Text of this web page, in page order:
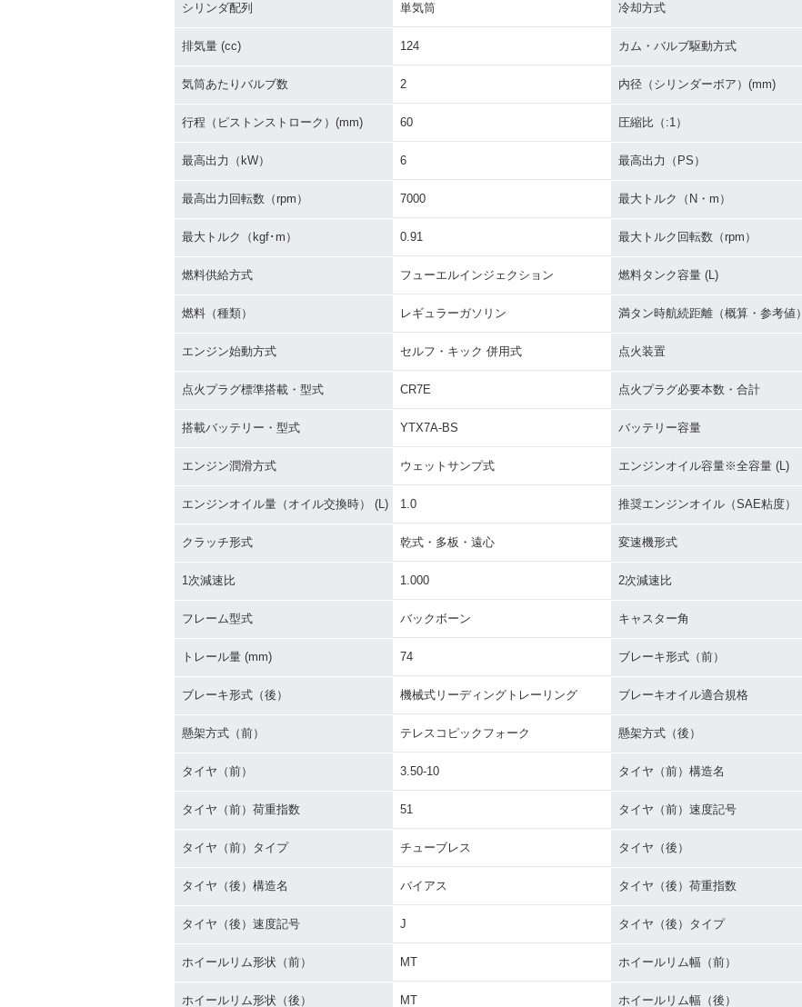
シリンダ配列 単気筒 冷却方式
排気量 (cc) 124 カム・バルブ駆動方式
気筒あたりバルブ数 2 内径（シリンダーボア）(mm)
行程（ピストンストローク）(mm) 60 圧縮比（:1）
最高出力（kW） 6 最高出力（PS）
最高出力回転数（rpm） 7000 最大トルク（N・m）
最大トルク（kgf･m） 0.91 最大トルク回転数（rpm）
燃料供給方式 フューエルインジェクション 燃料タンク容量 (L)
燃料（種類） レギュラーガソリン 満タン時航続距離（概算・参考値）
エンジン始動方式 セルフ・キック 併用式 点火装置
点火プラグ標準搭載・型式 CR7E 点火プラグ必要本数・合計
搭載バッテリー・型式 YTX7A-BS バッテリー容量
エンジン潤滑方式 ウェットサンプ式 エンジンオイル容量※全容量 (L)
エンジンオイル量（オイル交換時） (L) 1.0 推奨エンジンオイル（SAE粘度）
クラッチ形式 乾式・多板・遠心 変速機形式
1次減速比 1.000 2次減速比
フレーム型式 バックボーン キャスター角
トレール量 (mm) 74 ブレーキ形式（前）
ブレーキ形式（後） 機械式リーディングトレーリング ブレーキオイル適合規格
懸架方式（前） テレスコピックフォーク 懸架方式（後）
タイヤ（前） 3.50-10 タイヤ（前）構造名
タイヤ（前）荷重指数 51 タイヤ（前）速度記号
タイヤ（前）タイプ チューブレス タイヤ（後）
タイヤ（後）構造名 バイアス タイヤ（後）荷重指数
タイヤ（後）速度記号 J タイヤ（後）タイプ
ホイールリム形状（前） MT ホイールリム幅（前）
ホイールリム形状（後） MT ホイールリム幅（後）